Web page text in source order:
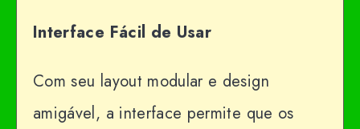
Interface Fácil de Usar
Com seu layout modular e design
amigável, a interface permite que os